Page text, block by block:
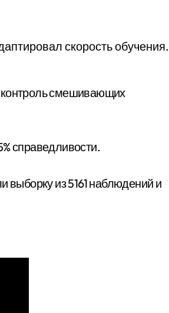
скорость обучения.
смешивающих
справедливости.
выборку из 5161 наблюдений и